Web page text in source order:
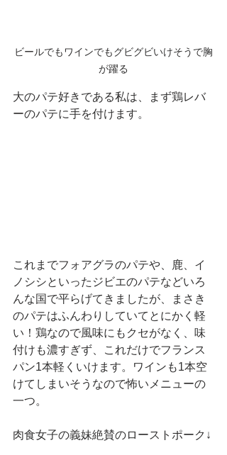
ビールでもワインでもグビグビいけそうで胸
が躍る
大のパテ好きである私は、まず鶏レバ
ーのパテに手を付けます。
これまでフォアグラのパテや、鹿、イ
ノシシといったジビエのパテなどいろ
んな国で平らげてきましたが、まさき
のパテはふんわりしていてとにかく軽
い！鶏なので風味にもクセがなく、味
付けも濃すぎず、これだけでフランス
パン1本軽くいけます。ワインも1本空
けてしまいそうなので怖いメニューの
一つ。
肉食女子の義妹絶賛のローストポーク↓